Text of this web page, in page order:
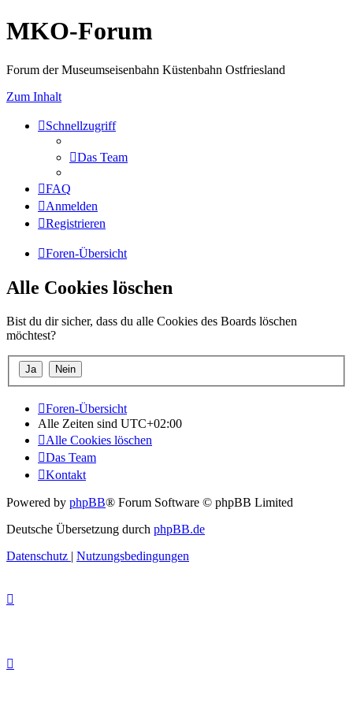
MKO-Forum
Forum der Museumseisenbahn Küstenbahn Ostfriesland
Zum Inhalt
Schnellzugriff
Das Team
FAQ
Anmelden
Registrieren
Foren-Übersicht
Alle Cookies löschen
Bist du dir sicher, dass du alle Cookies des Boards löschen
möchtest?
Foren-Übersicht
Alle Zeiten sind UTC+02:00
Alle Cookies löschen
Das Team
Kontakt
Powered by phpBB® Forum Software © phpBB Limited
Deutsche Übersetzung durch phpBB.de
Datenschutz | Nutzungsbedingungen